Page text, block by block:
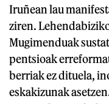
Iruñean lau
ziren.
Mugimenduak
pentsioak
berriak ez dituela,
eskakizunak